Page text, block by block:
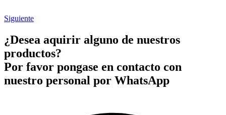
Siguiente
¿Desea aquirir alguno de nuestros
productos?
Por favor pongase en contacto con
nuestro personal por WhatsApp